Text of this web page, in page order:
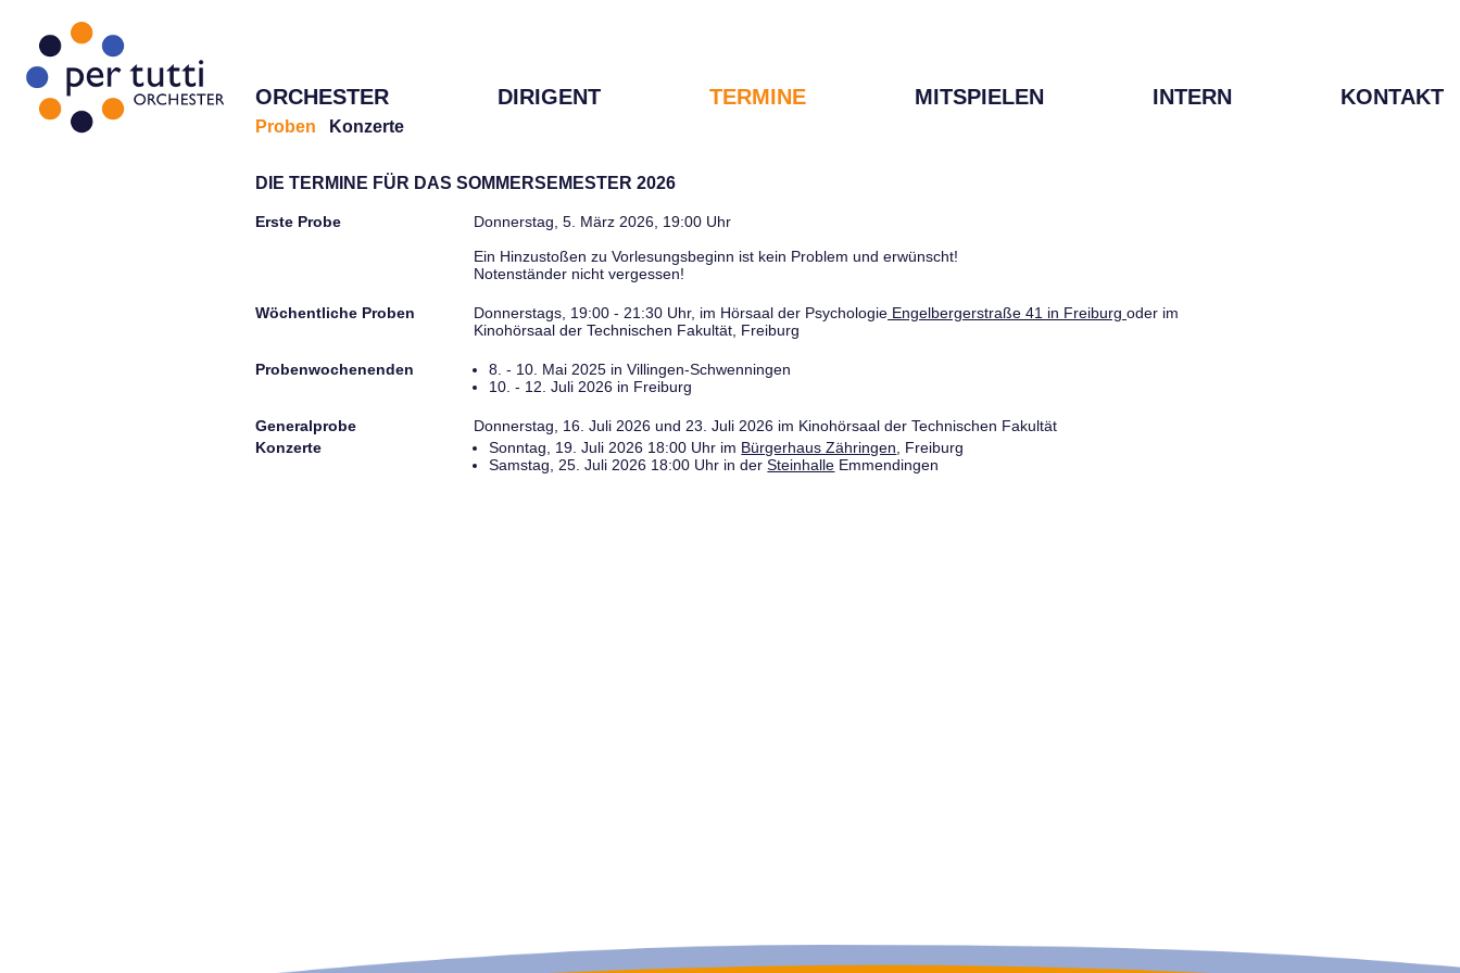
ORCHESTER DIRIGENT TERMINE MITSPIELEN INTERN KONTAKT
Proben Konzerte
DIE TERMINE FÜR DAS SOMMERSEMESTER 2026
Erste Probe
Donnerstag, 5. März 2026, 19:00 Uhr
Ein Hinzustoßen zu Vorlesungsbeginn ist kein Problem und erwünscht!
Notenständer nicht vergessen!
Wöchentliche Proben Donnerstags, 19:00 - 21:30 Uhr, im Hörsaal der Psychologie Engelbergerstraße 41 in Freiburg oder im
Kinohörsaal der Technischen Fakultät, Freiburg
Probenwochenenden
8. - 10. Mai 2025 in Villingen-Schwenningen
10. - 12. Juli 2026 in Freiburg
Generalprobe
Donnerstag, 16. Juli 2026 und 23. Juli 2026 im Kinohörsaal der Technischen Fakultät
Konzerte
Sonntag, 19. Juli 2026 18:00 Uhr im Bürgerhaus Zähringen , Freiburg
Samstag, 25. Juli 2026 18:00 Uhr in derSteinhalle Emmendingen